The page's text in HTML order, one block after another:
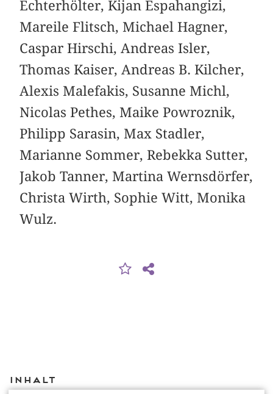
Echterhölter, Kijan Espahangizi,
Mareile Flitsch, Michael Hagner,
Caspar Hirschi, Andreas Isler,
Thomas Kaiser, Andreas B. Kilcher,
Alexis Malefakis, Susanne Michl,
Nicolas Pethes, Maike Powroznik,
Philipp Sarasin, Max Stadler,
Marianne Sommer, Rebekka Sutter,
Jakob Tanner, Martina Wernsdörfer,
Christa Wirth, Sophie Witt, Monika
Wulz.
Inhalt